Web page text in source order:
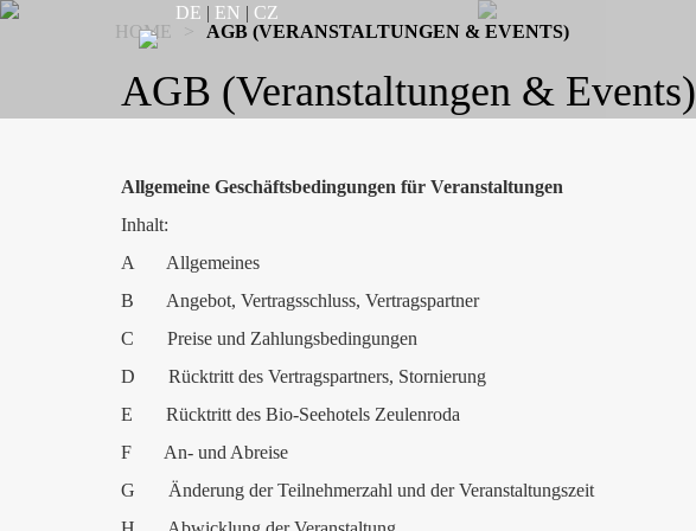
DE | EN | CZ
HOME > AGB (VERANSTALTUNGEN & EVENTS)
AGB (Veranstaltungen & Events)
Allgemeine Geschäftsbedingungen für Veranstaltungen
Inhalt:
A Allgemeines
B Angebot, Vertragsschluss, Vertragspartner
C Preise und Zahlungsbedingungen
D Rücktritt des Vertragspartners, Stornierung
E Rücktritt des Bio-Seehotels Zeulenroda
F An- und Abreise
G Änderung der Teilnehmerzahl und der Veranstaltungszeit